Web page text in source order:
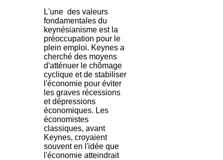
L'une des valeurs
fondamentales du
keynésianisme est la
préoccupation pour le
plein emploi. Keynes a
cherché des moyens
d'atténuer le chômage
cyclique et de stabiliser
l'économie pour éviter
les graves récessions
et dépressions
économiques. Les
économistes
classiques, avant
Keynes, croyaient
souvent en l'idée que
l'économie atteindrait